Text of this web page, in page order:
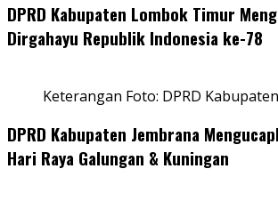
DPRD Kabupaten Lombok Timur
Dirgahayu Republik Indonesia ke-78
Keterangan Foto: DPRD
DPRD Kabupaten Jembrana
Hari Raya Galungan & Kuningan